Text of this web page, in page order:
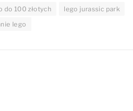
do 100 złotych
lego jurassic park
lego